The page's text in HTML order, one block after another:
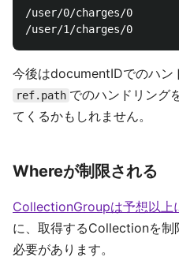
/user/0/charges/0
今後はdocumentIDでのハン
ref.path でのハンドリング
てくるかもしれません。
Whereが制限される
CollectionGroupは予想以上
に、取得するCollectionを制
必要があります。